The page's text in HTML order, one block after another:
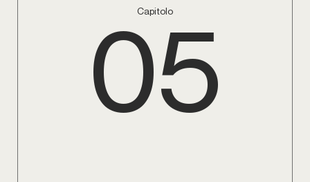
Capitolo
05